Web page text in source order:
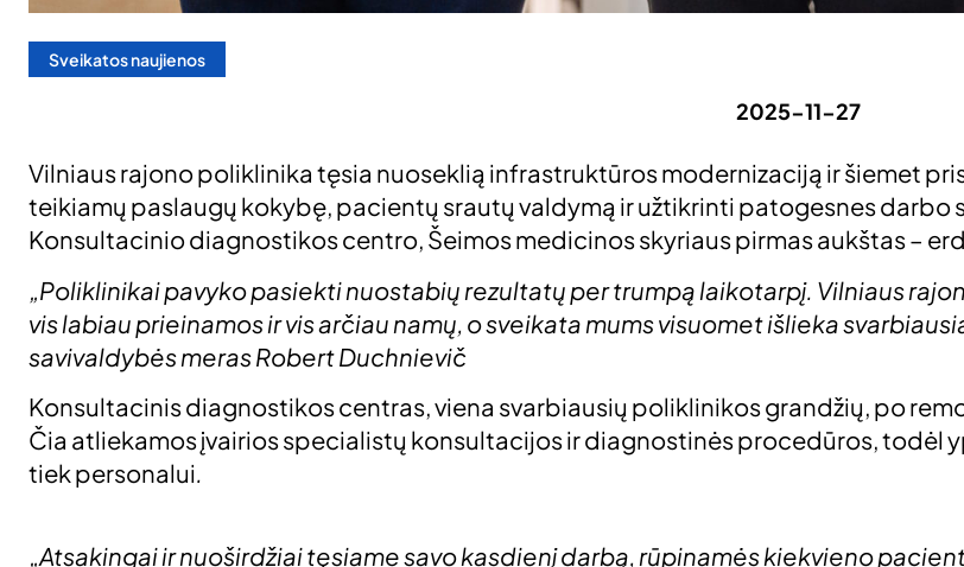
Sveikatos naujienos
2025-11-27
Vilniaus rajono poliklinika tęsia nuoseklią infrastruktūros modernizaciją ir šiemet
teikiamų paslaugų kokybę, pacientų srautų valdymą ir užtikrinti patogesnes
Konsultacinio diagnostikos centro, Šeimos medicinos skyriaus pirmas aukštas –
„Poliklinikai pavyko pasiekti nuostabių rezultatų per trumpą laikotarpį. Vilniaus
vis labiau prieinamos ir vis arčiau namų, o sveikata mums visuomet išlieka
savivaldybės meras Robert Duchnievič
Konsultacinis diagnostikos centras, viena svarbiausių poliklinikos grandžių, po
Čia atliekamos įvairios specialistų konsultacijos ir diagnostinės procedūros, todėl
tiek personalui.
„Atsakingai ir nuoširdžiai tęsiame savo kasdienį darbą, rūpinamės kiekvieno